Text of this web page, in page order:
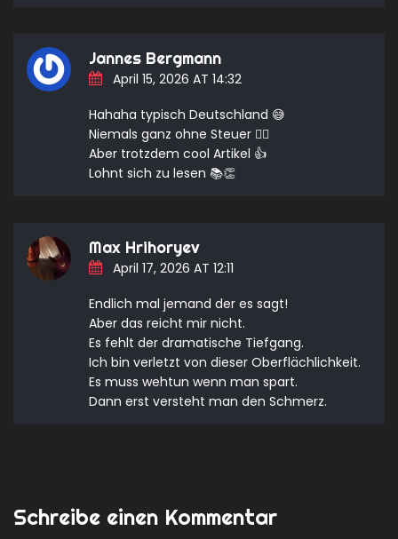
Jannes Bergmann
April 15, 2026 AT 14:32
Hahaha typisch Deutschland 😅
Niemals ganz ohne Steuer 🤷‍♂️
Aber trotzdem cool Artikel 👍
Lohnt sich zu lesen 📚👏
Max Hrihoryev
April 17, 2026 AT 12:11
Endlich mal jemand der es sagt!
Aber das reicht mir nicht.
Es fehlt der dramatische Tiefgang.
Ich bin verletzt von dieser Oberflächlichkeit.
Es muss wehtun wenn man spart.
Dann erst versteht man den Schmerz.
Schreibe einen Kommentar